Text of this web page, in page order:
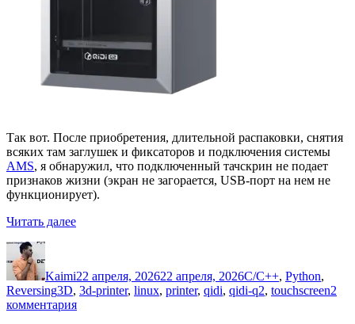
Так вот. После приобретения, длительной распаковки, снятия
всяких там заглушек и фиксаторов и подключения системы
AMS, я обнаружил, что подключенный тачскрин не подает
признаков жизни (экран не загорается, USB-порт на нем не
функционирует).
Читать далее«3D-
экрана»
Автор
Kaimi22 апреля, 202622 апреля, 2026C/C++, Python,
ReversingМетки
3D, 3d-printer, linux, printer, qidi, qidi-q2, touchscreen2
комментарияк